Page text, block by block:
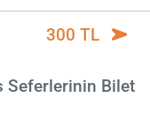
300 TL
Seferlerinin Bilet